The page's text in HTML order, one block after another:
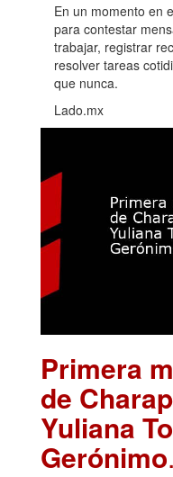
En un momento en
para contestar
trabajar, registrar
resolver tareas
que nunca.
Lado.mx
Primera
de
Yuliana
Gerónimo